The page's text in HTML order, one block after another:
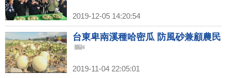
2019-12-05 14:20:54
台東卑南溪種哈密瓜 防風砂兼顧農民
2019-11-04 22:05:01